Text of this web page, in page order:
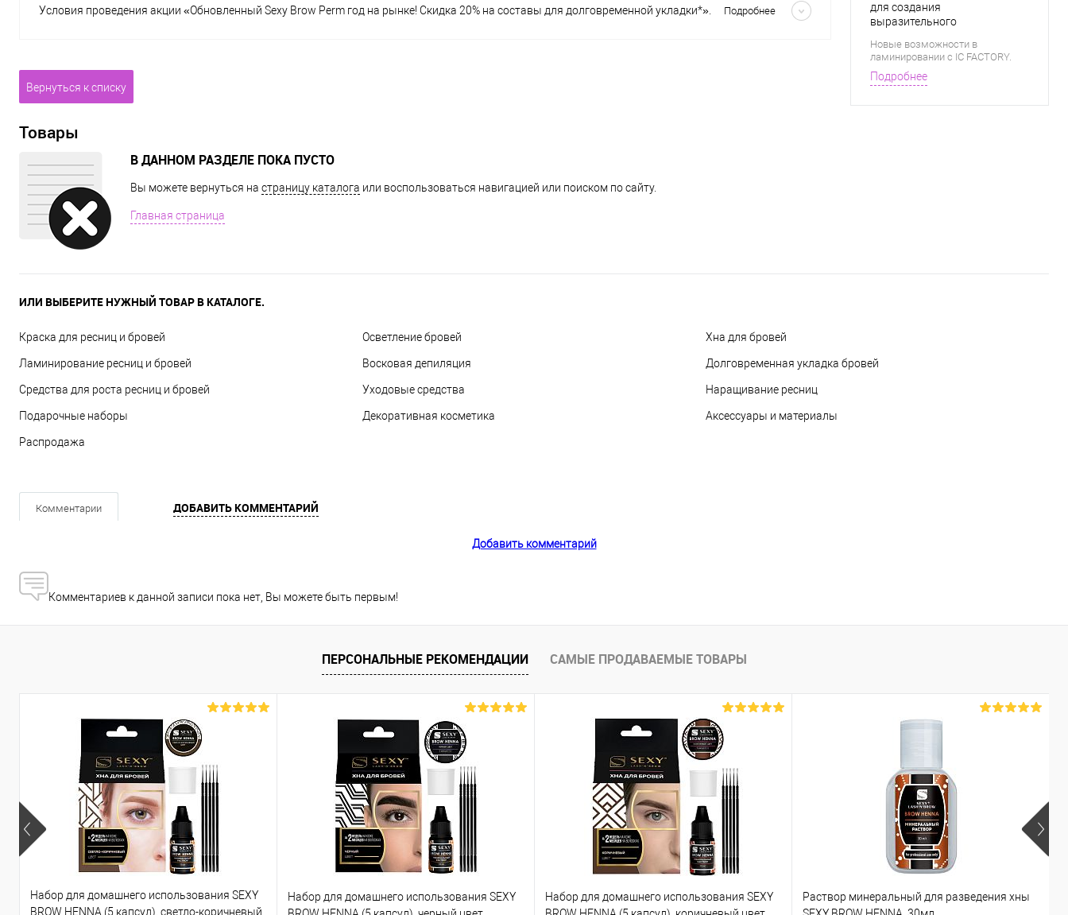
Условия проведения акции «Обновленный Sexy Brow Perm год на рынке! Скидка 20% на составы для долговременной укладки*».
Подробнее
Вернуться к списку
для создания
выразительного
Новые возможности в
ламинировании с IC FACTORY.
Подробнее
Товары
В ДАННОМ РАЗДЕЛЕ ПОКА ПУСТО
Вы можете вернуться на страницу каталога или воспользоваться навигацией или поиском по сайту.
Главная страница
ИЛИ ВЫБЕРИТЕ НУЖНЫЙ ТОВАР В КАТАЛОГЕ.
Краска для ресниц и бровей Осветление бровей Хна для бровей
Ламинирование ресниц и бровей Восковая депиляция Долговременная укладка бровей
Средства для роста ресниц и бровей Уходовые средства Наращивание ресниц
Подарочные наборы Декоративная косметика Аксессуары и материалы
Распродажа
Комментарии ДОБАВИТЬ КОММЕНТАРИЙ
Добавить комментарий
Комментариев к данной записи пока нет, Вы можете быть первым!
ПЕРСОНАЛЬНЫЕ РЕКОМЕНДАЦИИ САМЫЕ ПРОДАВАЕМЫЕ ТОВАРЫ
Набор для домашнего использования SEXY
BROW HENNA (5 капсул), светло-коричневый
Набор для домашнего использования SEXY
Набор для домашнего использования SEXY
Раствор минеральный для разведения хны